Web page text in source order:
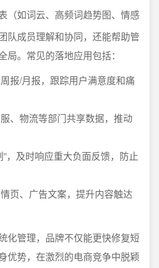
（如词云、高频词趋势图、情感
队成员理解和协同，还能帮助管
局。常见的落地应用包括：
报/月报，跟踪用户满意度和痛
、物流等部门共享数据，推动
，及时响应重大负面反馈，防止
页、广告文案，提升内容触达
化管理，品牌不仅能更快修复短
优势，在激烈的电商竞争中脱颖